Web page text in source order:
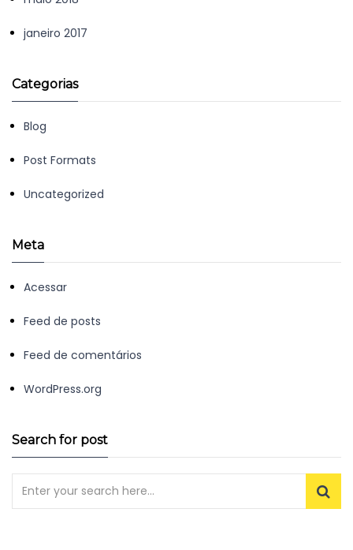
janeiro 2017
Categorias
Blog
Post Formats
Uncategorized
Meta
Acessar
Feed de posts
Feed de comentários
WordPress.org
Search for post